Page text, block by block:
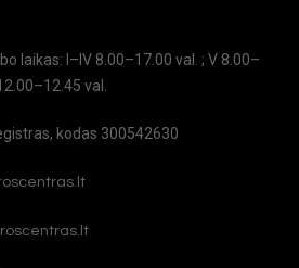
laikas: I–IV 8.00–17.00 val. ; V 8.00–
val.
kodas 300542630